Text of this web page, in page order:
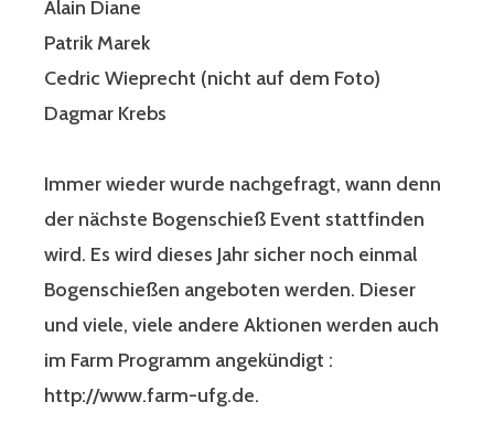
Alain Diane
Patrik Marek
Cedric Wieprecht (nicht auf dem Foto)
Dagmar Krebs
Immer wieder wurde nachgefragt, wann denn
der nächste Bogenschieß Event stattfinden
wird. Es wird dieses Jahr sicher noch einmal
Bogenschießen angeboten werden. Dieser
und viele, viele andere Aktionen werden auch
im Farm Programm angekündigt :
http://www.farm-ufg.de.